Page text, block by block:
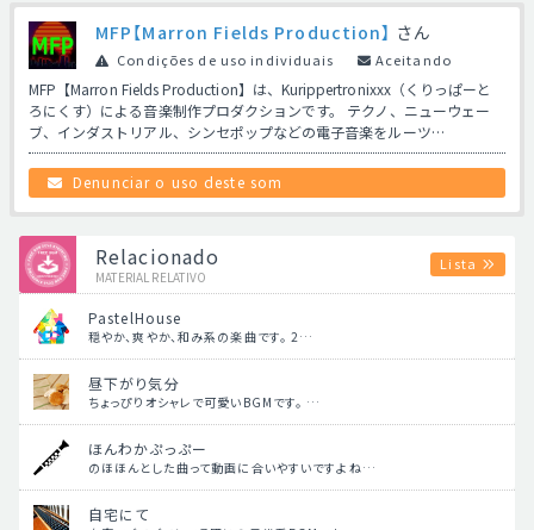
MFP【Marron Fields Production】 さん
Condições de uso individuais Aceitando
MFP【Marron Fields Production】は、Kurippertronixxx（くりっぱーと
ろにくす）による音楽制作プロダクションです。 テクノ、ニューウェー
ブ、インダストリアル、シンセポップなどの電子音楽をルーツ…
Denunciar o uso deste som
Relacionado
MATERIAL RELATIVO
Lista
PastelHouse
穏やか、爽やか、和み系の楽曲です。 2…
昼下がり気分
ちょっぴりオシャレで可愛いBGMです。 …
ほんわかぷっぷー
のほほんとした曲って動画に合いやすいですよね…
自宅にて